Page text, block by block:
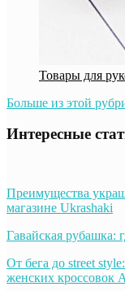
Товары для
Больше из этой
Интересные
Преимущества
магазине Ukrashaki
Гавайская рубашка:
От бега до street
женских кроссовок